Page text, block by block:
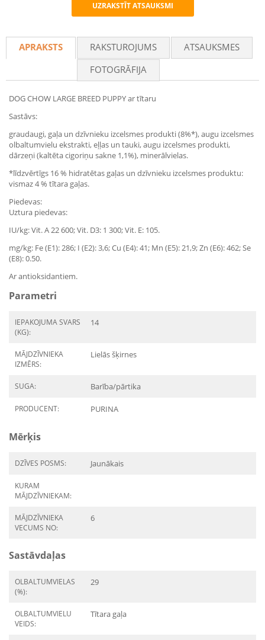
Recommend
UZRAKSTĪT ATSAUKSMI
APRAKSTS RAKSTUROJUMS
ATSAUKSMES
FOTOGRĀFIJA
DOG CHOW LARGE BREED PUPPY ar tītaru
Sastāvs:
graudaugi, gaļa un dzīvnieku izcelsmes produkti (8%*), augu izcelsmes
olbaltumvielu ekstrakti, eļļas un tauki, augu izcelsmes produkti,
dārzeņi (kaltēta cigoriņu sakne 1,1%), minerālvielas.
*līdzvērtīgs 16 % hidratētas gaļas un dzīvnieku izcelsmes produktu:
vismaz 4 % tītara gaļas.
Piedevas:
Uztura piedevas:
IU/kg: Vit. A 22 600; Vit. D3: 1 300; Vit. E: 105.
mg/kg: Fe (E1): 286; I (E2): 3,6; Cu (E4): 41; Mn (E5): 21,9; Zn (E6): 462; Se
(E8): 0.50.
Ar antioksidantiem.
Parametri
IEPAKOJUMA SVARS
(KG):
14
MĀJDZĪVNIEKA
IZMĒRS:
Lielās šķirnes
SUGA: Barība/pārtika
PRODUCENT: PURINA
Mērķis
DZĪVES POSMS: Jaunākais
KURAM
MĀJDZĪVNIEKAM:
MĀJDZĪVNIEKA
VECUMS NO:
6
Sastāvdaļas
OLBALTUMVIELAS
(%):
29
OLBALTUMVIELU
VEIDS:
Tītara gaļa